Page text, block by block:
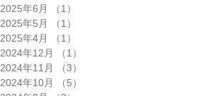
2025年6月
（1）
2025年5月
（1）
2025年4月
（1）
2024年12月
（1）
2024年11月
（3）
2024年10月
（5）